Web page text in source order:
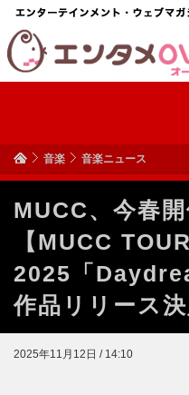
音楽 音楽ニュース
MUCC、今春
【MUCC TOUR
2025「
作品リリース
2025年11月12日 / 14:10